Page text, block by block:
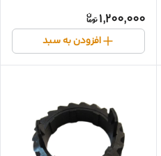
1,200,000
افزودن به سبد